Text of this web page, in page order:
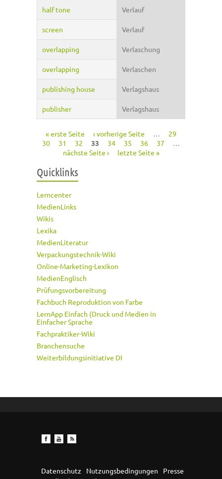
half tone Verlauf
screen Verlauf
overlapping Verlaschung
overlapping Verlaschen
publishing house Verlagshaus
publisher Verlagshaus
Seiten
« erste Seite ‹ vorherige Seite …
29
30
31 32 33 34 35 36 37
…
nächste Seite ›
letzte Seite »
Quicklinks
Lerncenter
MedienLinks
Wikis
Lexika
MedienLiteratur
Verpackungstechnik-Wiki
Online-Marketing-Lexikon
MedienEnglisch
Prüfungsvorbereitung
Fachbuch Reproduktion von Farbe
LernApp Einfach (Druck und Medien in
Einfacher Sprache
Fachpraktiker-Wiki
Branchensuche
Weiterbildungsinitiative DI
Datenschutz Nutzungsbedingungen
Presse